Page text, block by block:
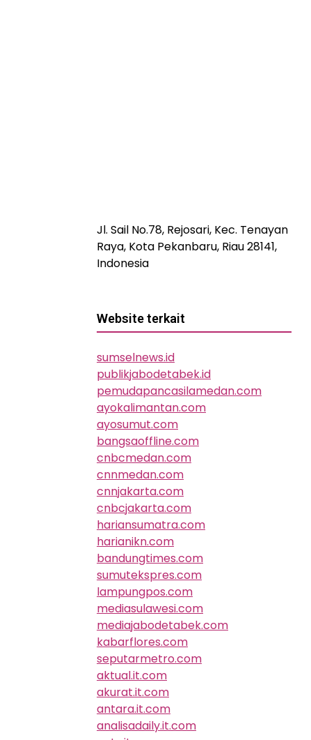
Jl. Sail No.78, Rejosari, Kec. Tenayan
Raya, Kota Pekanbaru, Riau 28141,
Indonesia
Website terkait
sumselnews.id
publikjabodetabek.id
pemudapancasilamedan.com
ayokalimantan.com
ayosumut.com
bangsaoffline.com
cnbcmedan.com
cnnmedan.com
cnnjakarta.com
cnbcjakarta.com
hariansumatra.com
harianikn.com
bandungtimes.com
sumutekspres.com
lampungpos.com
mediasulawesi.com
mediajabodetabek.com
kabarflores.com
seputarmetro.com
aktual.it.com
akurat.it.com
antara.it.com
analisadaily.it.com